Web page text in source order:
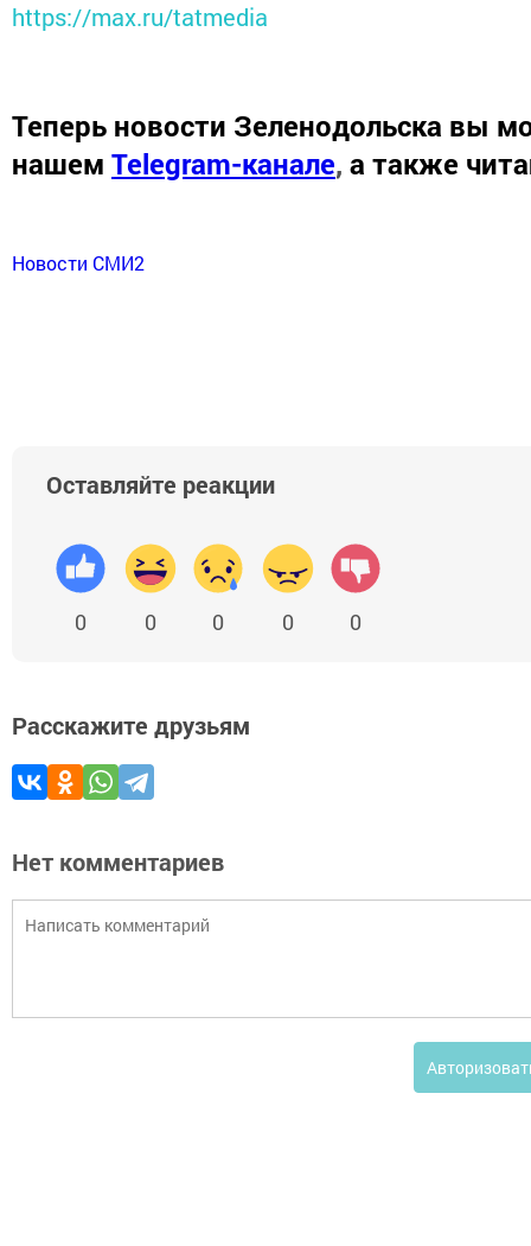
https://max.ru/tatmedia
Теперь новости Зеленодольска вы
нашем Telegram-канале, а также
Новости СМИ2
Оставляйте реакции
0 0 0 0 0
Расскажите друзьям
Нет комментариев